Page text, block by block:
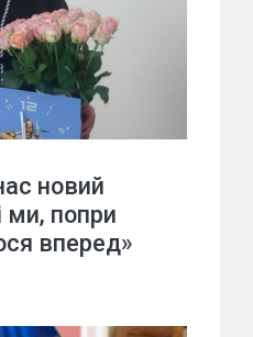
новий
ми, попри
вперед»